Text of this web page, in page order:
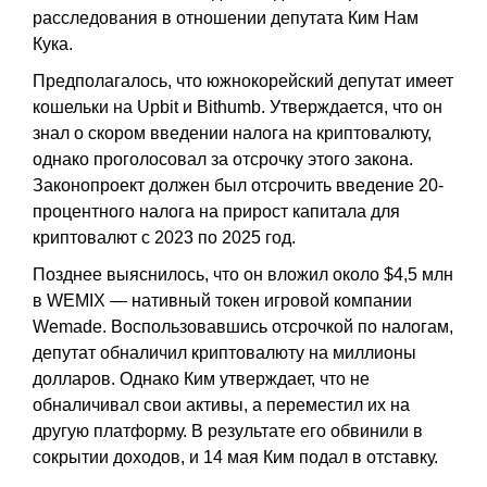
расследования в отношении депутата Ким Нам
Кука.
Предполагалось, что южнокорейский депутат имеет
кошельки на Upbit и Bithumb. Утверждается, что он
знал о скором введении налога на криптовалюту,
однако проголосовал за отсрочку этого закона.
Законопроект должен был отсрочить введение 20-
процентного налога на прирост капитала для
криптовалют с 2023 по 2025 год.
Позднее выяснилось, что он вложил около $4,5 млн
в WEMIX — нативный токен игровой компании
Wemade. Воспользовавшись отсрочкой по налогам,
депутат обналичил криптовалюту на миллионы
долларов. Однако Ким утверждает, что не
обналичивал свои активы, а переместил их на
другую платформу. В результате его обвинили в
сокрытии доходов, и 14 мая Ким подал в отставку.